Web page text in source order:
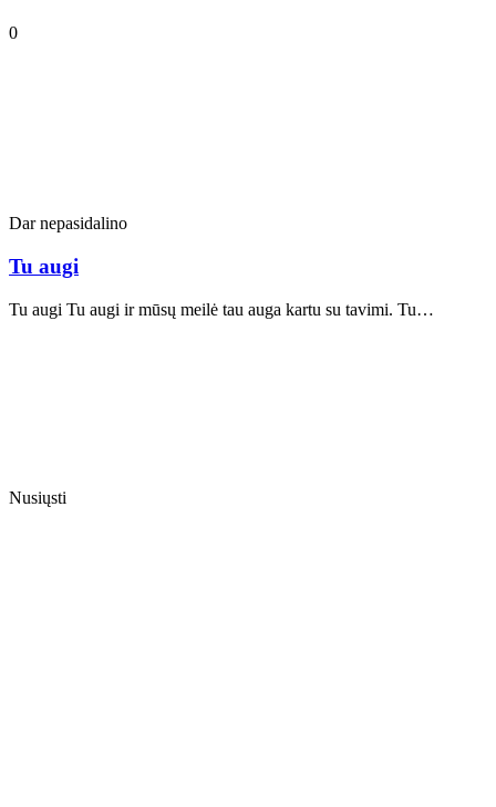
0
Dar nepasidalino
Tu augi
Tu augi Tu augi ir mūsų meilė tau auga kartu su tavimi. Tu…
Nusiųsti